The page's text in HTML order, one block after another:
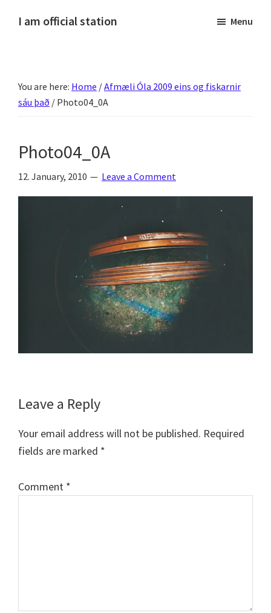
I am official station
fréttir
af
annað
skemmtilegt
:)
Menu
You are here: Home /Afmæli Óla 2009 eins og fiskarnir
sáu það / Photo04_0A
Photo04_0A
12. January, 2010 Leave a Comment
Reader
Interactions
Leave a Reply
Your email address will not be published. Required
fields are marked *
Comment *